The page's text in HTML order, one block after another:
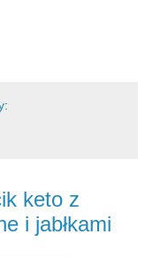
keto z
i jabłkami